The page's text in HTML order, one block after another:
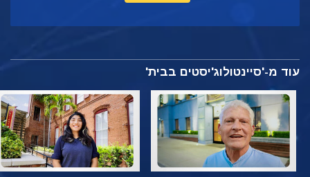
עוד מ-'סיינטולוג'יסטים בבית'